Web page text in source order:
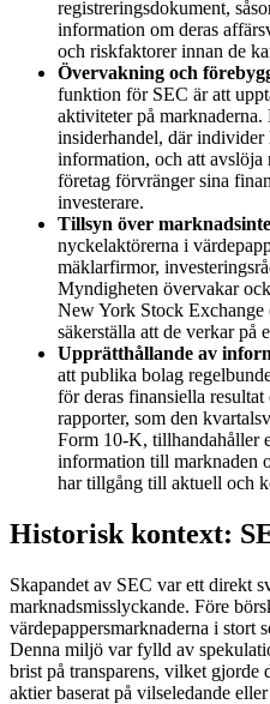
registreringsdokument,
information om deras
och riskfaktorer innan de
Övervakning och
funktion för SEC är att
aktiviteter på
insiderhandel, där
information, och att avslöja
företag förvränger sina
investerare.
Tillsyn över
nyckelaktörerna i
mäklarfirmor,
Myndigheten övervakar
New York Stock
säkerställa att de verkar på
Upprätthållande av
att publika bolag
för deras finansiella resultat
rapporter, som den
Form 10-K, tillhandahåller
information till marknaden
har tillgång till aktuell och
Historisk kontext:
Skapandet av SEC var ett direkt
marknadsmisslyckande. Före
värdepappersmarknaderna i stort
Denna miljö var fylld av
brist på transparens, vilket gjorde
aktier baserat på vilseledande